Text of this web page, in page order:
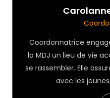
Coordonnatrice
la MDJ un lieu de vie
se rassembler. Elle
avec les